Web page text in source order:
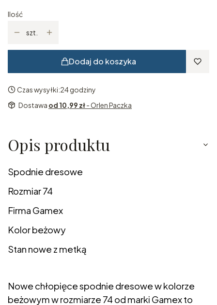
Ilość
szt.
Dodaj do koszyka
Czas wysyłki:24 godziny
Dostawa od 10,99 zł- Orlen Paczka
Opis produktu
Spodnie dresowe
Rozmiar 74
Firma Gamex
Kolor beżowy
Stan nowe z metką
Nowe chłopięce spodnie dresowe w kolorze
beżowym w rozmiarze 74 od marki Gamex to